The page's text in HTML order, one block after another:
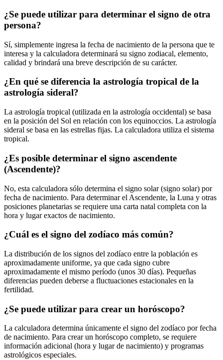
¿Se puede utilizar para determinar el signo de otra
persona?
Sí, simplemente ingresa la fecha de nacimiento de la persona que te
interesa y la calculadora determinará su signo zodiacal, elemento,
calidad y brindará una breve descripción de su carácter.
¿En qué se diferencia la astrología tropical de la
astrología sideral?
La astrología tropical (utilizada en la astrología occidental) se basa
en la posición del Sol en relación con los equinoccios. La astrología
sideral se basa en las estrellas fijas. La calculadora utiliza el sistema
tropical.
¿Es posible determinar el signo ascendente
(Ascendente)?
No, esta calculadora sólo determina el signo solar (signo solar) por
fecha de nacimiento. Para determinar el Ascendente, la Luna y otras
posiciones planetarias se requiere una carta natal completa con la
hora y lugar exactos de nacimiento.
¿Cuál es el signo del zodíaco más común?
La distribución de los signos del zodíaco entre la población es
aproximadamente uniforme, ya que cada signo cubre
aproximadamente el mismo período (unos 30 días). Pequeñas
diferencias pueden deberse a fluctuaciones estacionales en la
fertilidad.
¿Se puede utilizar para crear un horóscopo?
La calculadora determina únicamente el signo del zodíaco por fecha
de nacimiento. Para crear un horóscopo completo, se requiere
información adicional (hora y lugar de nacimiento) y programas
astrológicos especiales.